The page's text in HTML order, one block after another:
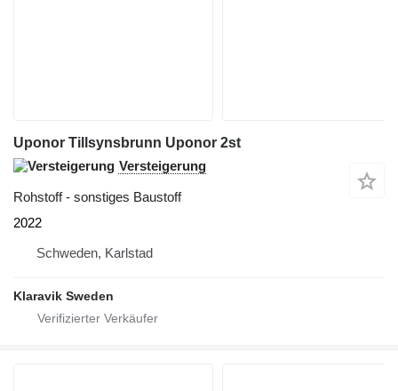
Uponor Tillsynsbrunn Uponor 2st
Versteigerung
Rohstoff - sonstiges Baustoff
2022
Schweden, Karlstad
Klaravik Sweden